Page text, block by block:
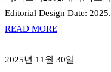
Editorial Design Date:
READ MORE
2025년 11월 30일